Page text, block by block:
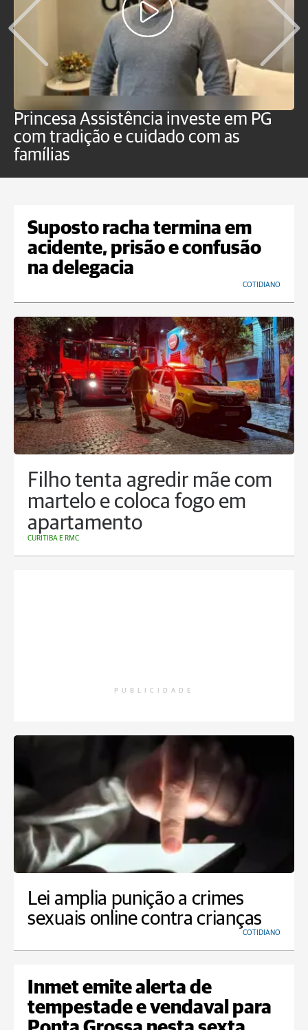
Princesa Assistência investe em PG
com tradição e cuidado com as
famílias
Suposto racha termina em
acidente, prisão e confusão
na delegacia
COTIDIANO
Filho tenta agredir mãe com
martelo e coloca fogo em
apartamento
CURITIBA E RMC
PUBLICIDADE
Lei amplia punição a crimes
sexuais online contra crianças
COTIDIANO
Inmet emite alerta de
tempestade e vendaval para